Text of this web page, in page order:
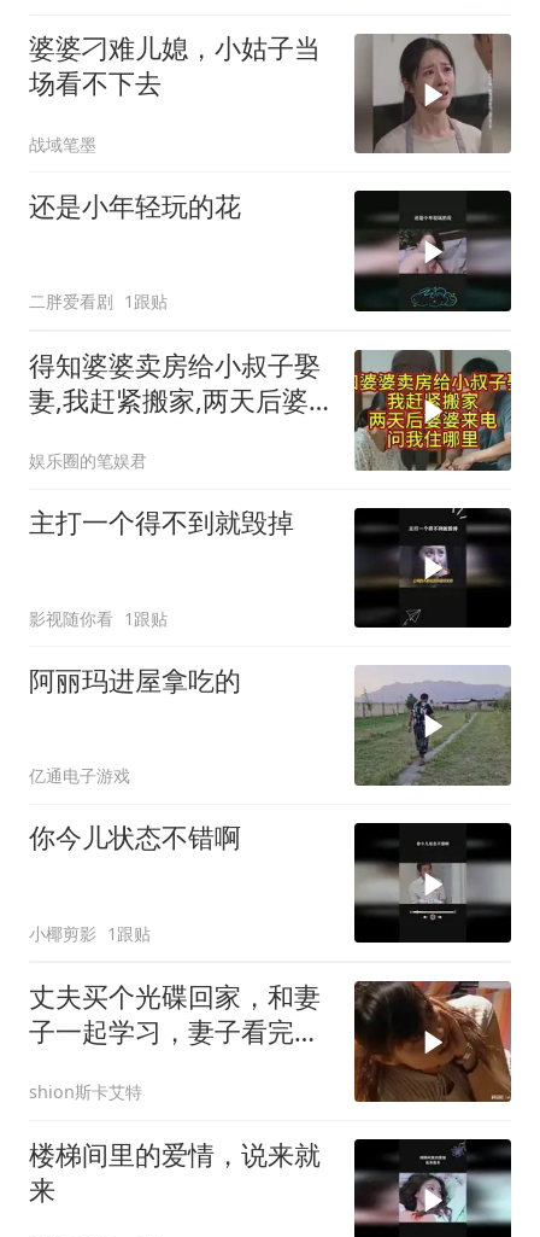
婆婆刁难儿媳，小姑子当
场看不下去
战域笔墨
还是小年轻玩的花
二胖爱看剧 1跟贴
得知婆婆卖房给小叔子娶
妻,我赶紧搬家,两天后婆
娱乐圈的笔娱君
主打一个得不到就毁掉
影视随你看 1跟贴
阿丽玛进屋拿吃的
亿通电子游戏
你今儿状态不错啊
小椰剪影 1跟贴
丈夫买个光碟回家，和妻
子一起学习，妻子看完反
shion斯卡艾特
楼梯间里的爱情，说来就
来